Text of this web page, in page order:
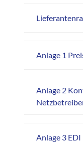
Anlage 1
Anlage 2
Anlage 3 EDI